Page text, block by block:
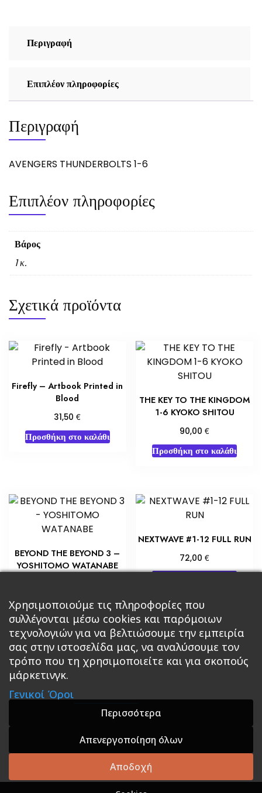
Περιγραφή
Επιπλέον πληροφορίες
Περιγραφή
AVENGERS THUNDERBOLTS 1-6
Επιπλέον πληροφορίες
Βάρος
1 κ.
Σχετικά προϊόντα
Firefly – Artbook Printed in
Blood
31,50€
Προσθήκη στο καλάθι
THE KEY TO THE KINGDOM
1-6 KYOKO SHITOU
90,00€
Προσθήκη στο καλάθι
BEYOND THE BEYOND 3 –
YOSHITOMO WATANABE
Προσθήκη στο καλάθι
NEXTWAVE #1-12 FULL RUN
72,00€
Κεντρική Βιβλία
Roleplaying Games Ψυχαγωγία Εκδόσεις Βάρδος
Σε Προσφορά
A theme by GradientThemes - A theme by Gradient
Themes
Χρησιμοποιούμε τις πληροφορίες που
συλλέγονται μέσω cookies και παρόμοιων
τεχνολογιών για να βελτιώσουμε την εμπειρία
σας στην ιστοσελίδα μας, να αναλύσουμε τον
τρόπο που τη χρησιμοποιείτε και για σκοπούς
μάρκετινγκ.
Γενικοί Όροι
Περισσότερα
Απενεργοποίηση όλων
Αποδοχή